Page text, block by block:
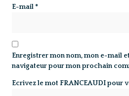
E-mail *
Enregistrer mon nom, mon e-mail
navigateur pour mon prochain
Ecrivez le mot FRANCEAUDIpour